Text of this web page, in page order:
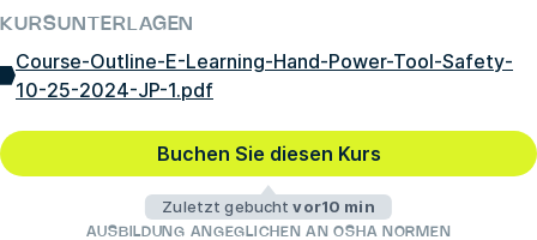
KURSUNTERLAGEN
Course-Outline-E-Learning-Hand-Power-Tool-Safety-
10-25-2024-JP-1.pdf
Buchen Sie diesen Kurs
Zuletzt gebuchtvor10 min
AUSBILDUNG ANGEGLICHEN AN OSHA NORMEN